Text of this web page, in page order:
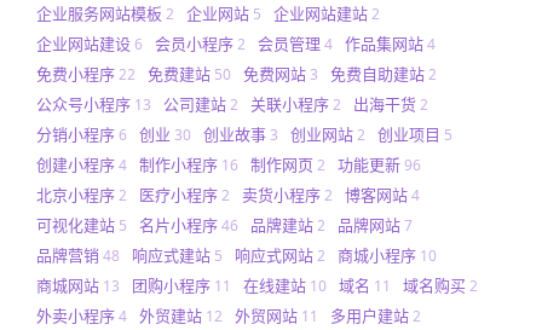
企业服务网站模板 2 企业网站 5 企业网站建站2
企业网站建设6 会员小程序2 会员管理 4 作品集网站4
免费小程序22 免费建站 50 免费网站 3 免费自助建站2
公众号小程序 13 公司建站2 关联小程序2 出海干货2
分销小程序6 创业 30 创业故事 3 创业网站2 创业项目 5
创建小程序4 制作小程序 16 制作网页 2 功能更新96
北京小程序2 医疗小程序2 卖货小程序2 博客网站4
可视化建站 5 名片小程序46 品牌建站2 品牌网站7
品牌营销 48 响应式建站 5 响应式网站2 商城小程序 10
商城网站 13 团购小程序 11 在线建站 10 域名 11 域名购买2
外卖小程序4 外贸建站 12 外贸网站 11 多用户建站2